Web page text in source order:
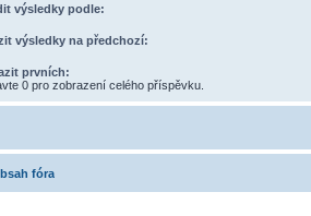
výsledky podle:
výsledky na předchozí:
prvních:
0 pro zobrazení celého příspěvku.
fóra